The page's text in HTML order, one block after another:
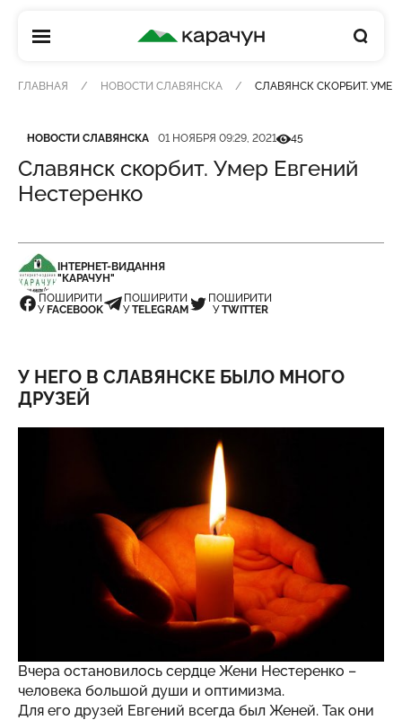
КАРАЧУН
ГЛАВНАЯ НОВОСТИ СЛАВЯНСКА СЛАВЯНСК СКОРБИТ.
Категория
НОВОСТИ СЛАВЯНСКА
Дата публикации 01 НОЯБРЯ 09:29, 2021Кількість переглядів
45
Славянск скорбит. Умер Евгений
Нестеренко
ІНТЕРНЕТ-ВИДАННЯ
"КАРАЧУН"
ПОШИРИТИ
У FACEBOOK
ПОШИРИТИ
УTELEGRAM
ПОШИРИТИ
УTWITTER
У НЕГО В СЛАВЯНСКЕ БЫЛО МНОГО
ДРУЗЕЙ
Вчера остановилось сердце Жени Нестеренко –
человека большой души и оптимизма.
Для его друзей Евгений всегда был Женей. Так они